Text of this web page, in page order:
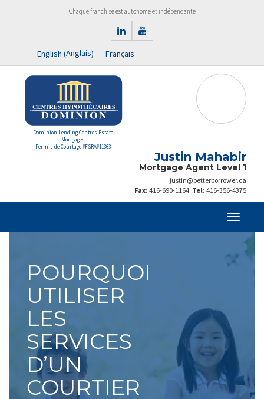
Chaque franchise est autonome et indépendante
English (Anglais) Français
Dominion Lending Centres Estate
Mortgages
Permis de Courtage #FSRA#11363
Justin Mahabir
Mortgage Agent Level 1
justin@betterborrower.ca
Tel: 416-356-4375
Fax: 416-690-1164
POURQUOI
UTILISER
LES
SERVICES
D’UN
COURTIER